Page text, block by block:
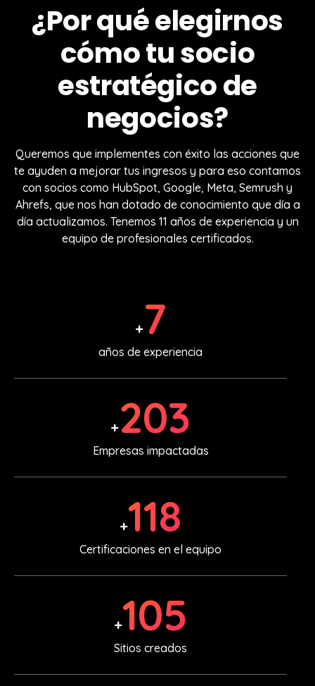
¿Por qué elegirnos
cómo tu socio
estratégico de
negocios?
Queremos que implementes con éxito las acciones que
te ayuden a mejorar tus ingresos y para eso contamos
con socios como HubSpot, Google, Meta, Semrush y
Ahrefs, que nos han dotado de conocimiento que día a
día actualizamos. Tenemos 11 años de experiencia y un
equipo de profesionales certificados.
10
años de experiencia
+308
Empresas impactadas
+179
Certificaciones en el equipo
+159
Sitios creados